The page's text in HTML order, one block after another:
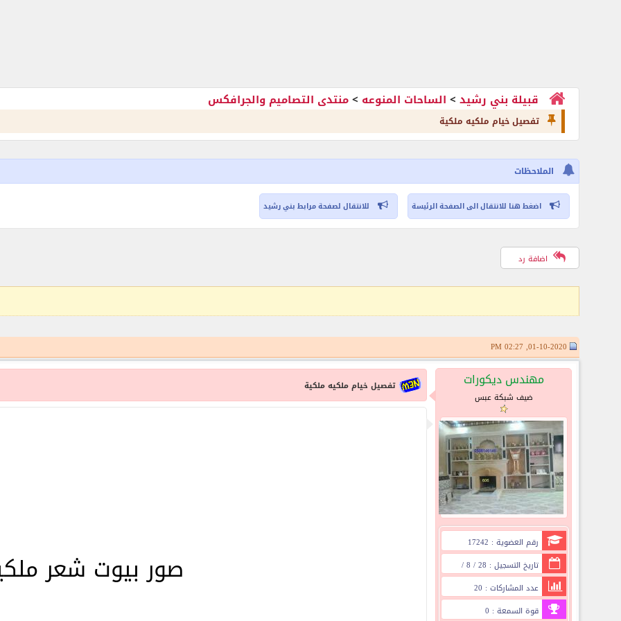
قبيلة بني رشيد > الساحات المنوعه >منتدى التصاميم والجرافكس
تفصيل خيام ملكيه ملكية
الملاحظات
اضغط هنا للانتقال الى الصفحة الرئيسة للانتقال لصفحة مرابط بني رشيد
اضافة رد
مهندس ديكورات
ضيف شبكة عبس
رقم العضوية : 17242
تاريخ التسجيل : 28 / 8 /
2014
عدد المشاركات : 20
قوة السمعة : 0
تفصيل خيام ملكيه ملكية
صور بيوت شعر